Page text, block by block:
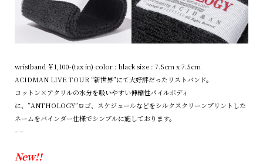
wristband ￥1,100-(tax in) color : black size : 7.5cm x 7.5cm
ACIDMAN LIVE TOUR “新世界”にて大好評だったリストバンド。
コットン×アクリルの水分を吸いやすい伸縮性パイルボディ
に、”ANTHOLOGY”ロゴ、スケジュールなどをシルクスクリーンプリントした
ネームをバインダー仕様でシンプルに施しております。
– –
New!!